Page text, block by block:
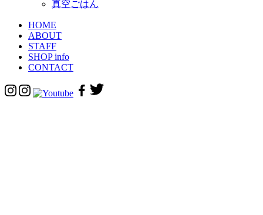
真空ごはん
HOME
ABOUT
STAFF
SHOP info
CONTACT